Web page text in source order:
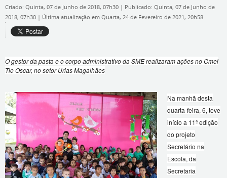
Criado: Quinta, 07 de Junho de 2018, 07h30 | Publicado: Quinta, 07 de Junho de
2018, 07h30 | Última atualização em Quarta, 24 de Fevereiro de 2021, 20h58
O gestor da pasta e o corpo administrativo da SME realizaram ações no Cmei
Tio Oscar, no setor Urias Magalhães
Na manhã desta
quarta-feira, 6, teve
início a 11ª edição
do projeto
Secretário na
Escola, da
Secretaria